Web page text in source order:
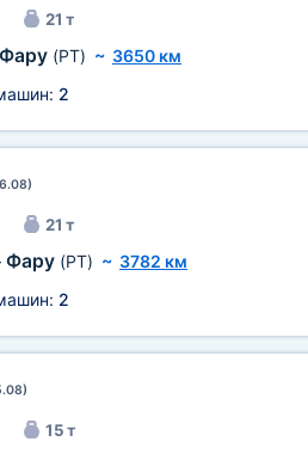
21 т
Фару (PT) ~ 3650 км
2
21 т
Фару (PT) ~ 3782 км
2
15 т